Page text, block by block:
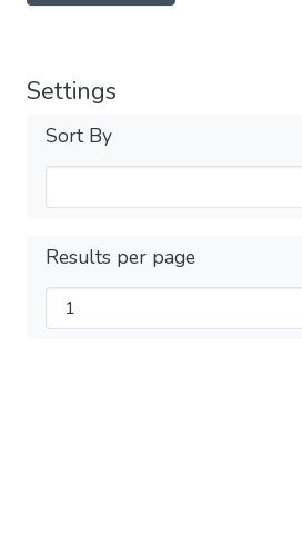
Settings
Sort By
Results per page